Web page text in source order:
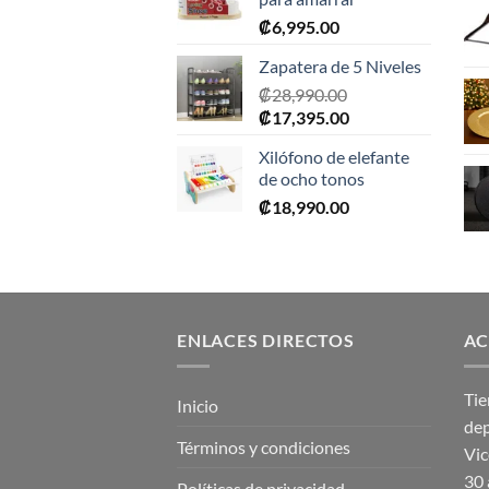
₡6,995.00
Zapatera de 5 Niveles
₡28,990.00
El
original
era:
₡28,990.00.
₡17,395.00El
actual
es:
₡17,395.00.
Xilófono de elefante
de ocho tonos
₡18,990.00
ENLACES DIRECTOS
Inicio
Términos y condiciones
30